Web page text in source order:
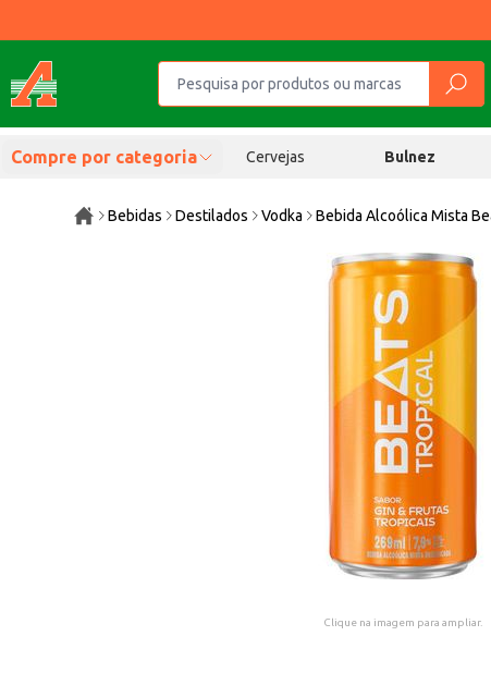
Compre por categoria Cervejas Bulnez
Bebidas Destilados Vodka Bebida Alcoólica Mista
Clique na imagem para ampliar.